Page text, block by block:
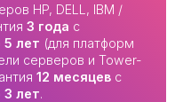
HP, DELL, IBM /
3 года с
5 лет (для платформ
серверов и Tower-
12 месяцев с
3 лет.